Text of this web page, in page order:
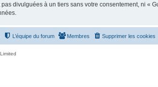
divulguées à un tiers sans votre consentement, ni «
Supprimer les cookies
Membres
L’équipe du forum